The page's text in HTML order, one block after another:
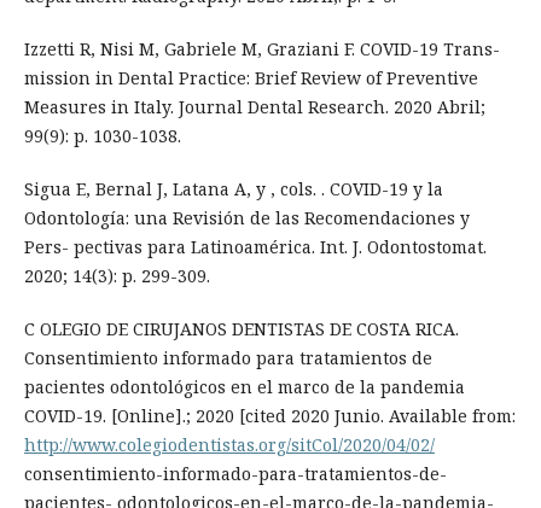
Izzetti R, Nisi M, Gabriele M, Graziani F. COVID-19 Trans-
mission in Dental Practice: Brief Review of Preventive
Measures in Italy. Journal Dental Research. 2020 Abril;
99(9): p. 1030-1038.
Sigua E, Bernal J, Latana A, y , cols. . COVID-19 y la
Odontología: una Revisión de las Recomendaciones y
Pers- pectivas para Latinoamérica. Int. J. Odontostomat.
2020; 14(3): p. 299-309.
C OLEGIO DE CIRUJANOS DENTISTAS DE COSTA RICA.
Consentimiento informado para tratamientos de
pacientes odontológicos en el marco de la pandemia
COVID-19. [Online].; 2020 [cited 2020 Junio. Available from:
http://www.colegiodentistas.org/sitCol/2020/04/02/
consentimiento-informado-para-tratamientos-de-
pacientes- odontologicos-en-el-marco-de-la-pandemia-